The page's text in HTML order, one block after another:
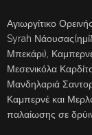
Αγιωργίτικο
Syrah
Μπεκάρι),
Μεσενικόλα
Μανδηλαριά
Καμπερνέ και
παλαίωσης σε